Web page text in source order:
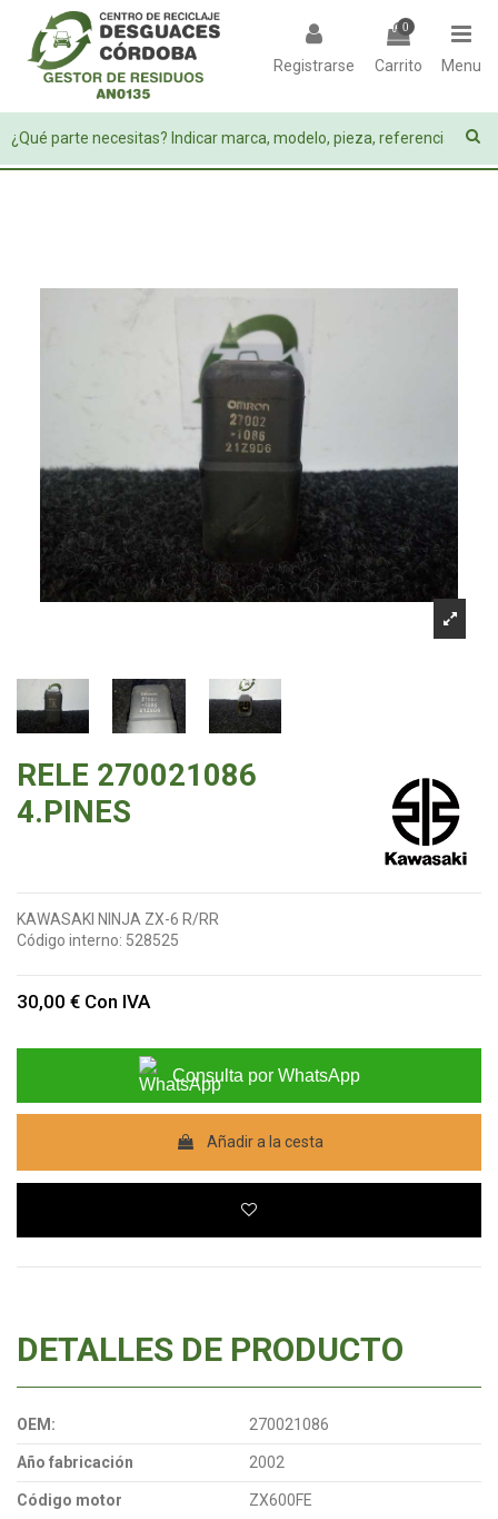
Registrarse
0
Carrito Menu
RELE 270021086
4.PINES
KAWASAKI NINJA ZX-6 R/RR
Código interno: 528525
30,00 € Con IVA
Consulta por WhatsApp
Añadir a la cesta
DETALLES DE PRODUCTO
OEM: 270021086
Año fabricación 2002
Código motor ZX600FE